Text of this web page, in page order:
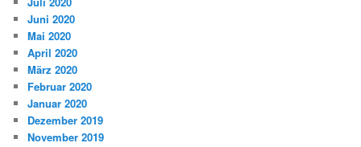
Juni 2020
Mai 2020
April 2020
März 2020
Februar 2020
Januar 2020
Dezember 2019
November 2019